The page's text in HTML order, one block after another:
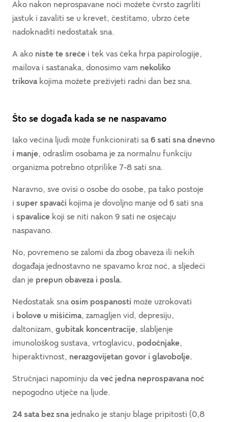
Ako nakon neprospavane noći možete čvrsto zagrliti
jastuk i zavaliti se u krevet, čestitamo, ubrzo ćete
nadoknaditi nedostatak sna.
A ako niste te sreće i tek vas čeka hrpa papirologije,
mailova i sastanaka, donosimo vam nekoliko
trikova kojima možete preživjeti radni dan bez sna.
Što se događa kada se ne naspavamo
Iako većina ljudi može funkcionirati sa 6 sati sna dnevno
i manje, odraslim osobama je za normalnu funkciju
organizma potrebno otprilike 7-8 sati sna.
Naravno, sve ovisi o osobe do osobe, pa tako postoje
i super spavači kojima je dovoljno manje od 6 sati sna
i spavalice koji se niti nakon 9 sati ne osjećaju
naspavano.
No, povremeno se zalomi da zbog obaveza ili nekih
događaja jednostavno ne spavamo kroz noć, a sljedeći
dan je prepun obaveza i posla.
Nedostatak sna osim pospanosti može uzrokovati
i bolove u mišićima, zamagljen vid, depresiju,
daltonizam, gubitak koncentracije, slabljenje
imunološkog sustava, vrtoglavicu, podočnjake,
hiperaktivnost, nerazgovijetan govor i glavobolje.
Stručnjaci napominju da već jedna neprospavana noć
nepogodno utječe na ljude.
24 sata bez sna jednako je stanju blage pripitosti (0,8